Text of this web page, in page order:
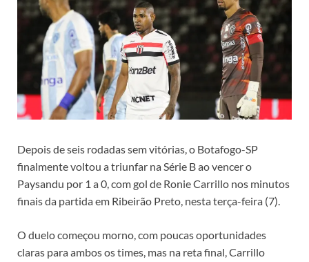
Depois de seis rodadas sem vitórias, o Botafogo-SP
finalmente voltou a triunfar na Série B ao vencer o
Paysandu por 1 a 0, com gol de Ronie Carrillo nos minutos
finais da partida em Ribeirão Preto, nesta terça-feira (7).
O duelo começou morno, com poucas oportunidades
claras para ambos os times, mas na reta final, Carrillo